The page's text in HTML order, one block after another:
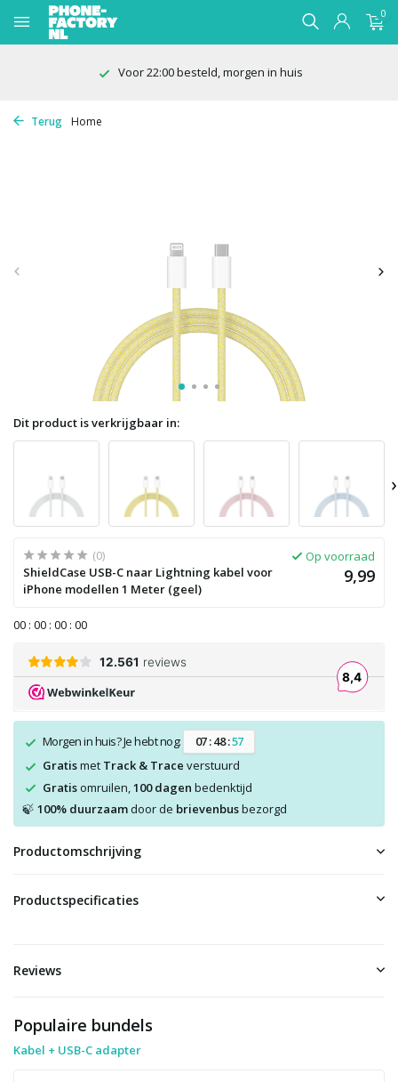
0
Voor 22:00 besteld, morgen in huis
Terug Home
Dit product is verkrijgbaar in:
›
(0)
ShieldCase USB-C naar Lightning kabel voor
iPhone modellen 1 Meter (geel)
Op voorraad
9,99
00 : 00 : 00 : 00
Morgen in huis? Je hebt nog: 07:48:57
Gratismet Track & Trace verstuurd
Gratisomruilen, 100 dagen bedenktijd
🍃 100% duurzaamdoor de brievenbusbezorgd
Productomschrijving
Productspecificaties
Reviews
Populaire bundels
Kabel + USB-C adapter